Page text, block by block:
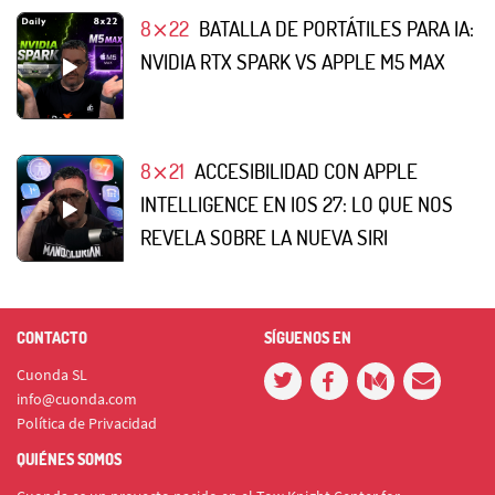
8⨯22 BATALLA DE PORTÁTILES PARA IA:
NVIDIA RTX SPARK VS APPLE M5 MAX
8⨯21 ACCESIBILIDAD CON APPLE
INTELLIGENCE EN IOS 27: LO QUE NOS
REVELA SOBRE LA NUEVA SIRI
CONTACTO
Cuonda SL
info@cuonda.com
Política de Privacidad
SÍGUENOS EN
QUIÉNES SOMOS